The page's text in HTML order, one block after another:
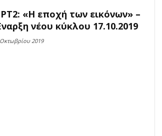
«Η εποχή των εικόνων» –
νέου κύκλου 17.10.2019
2019